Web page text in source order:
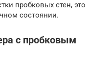
пробковых стен, это
состоянии.
с пробковым